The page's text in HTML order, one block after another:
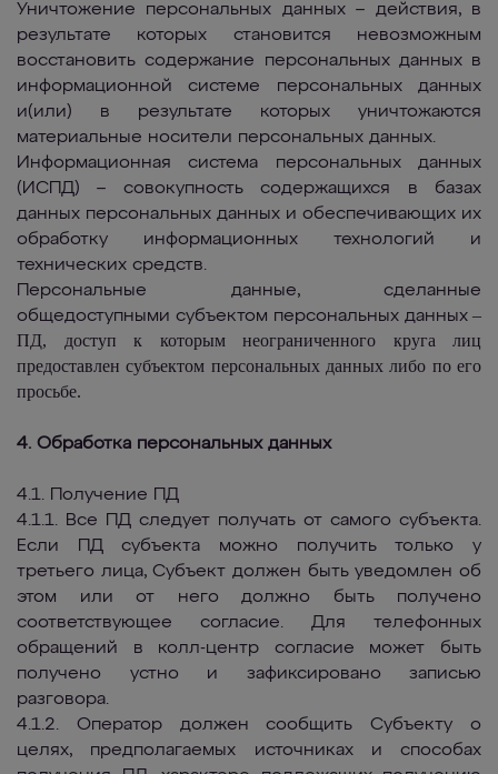
Уничтожение персональных данных– действия, в
результате которых становится невозможным
восстановить содержание персональных данных в
информационной системе персональных данных
и(или) в результате которых уничтожаются
материальные носители персональных данных.
Информационная система персональных данных
(ИСПД) – совокупность содержащихся в базах
данных персональных данных и обеспечивающих их
обработку информационных технологий и
технических средств.
Персональные данные, сделанные
общедоступными субъектом персональных данных –
ПД, доступ к которым неограниченного круга лиц
предоставлен субъектом персональных данных либо по его
просьбе.
4. Обработка персональных данных
4.1. Получение ПД
4.1.1. Все ПД следует получать от самого субъекта.
Если ПД субъекта можно получить только у
третьего лица, Субъект должен быть уведомлен об
этом или от него должно быть получено
соответствующее согласие. Для телефонных
обращений в колл-центр согласие может быть
получено устно и зафиксировано записью
разговора.
4.1.2. Оператор должен сообщить Субъекту о
целях, предполагаемых источниках и способах